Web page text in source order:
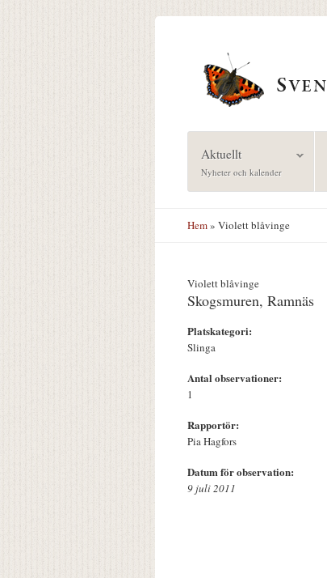
Aktuellt
Nyheter och kalender
Hem» Violett blåvinge
Violett blåvinge
Skogsmuren, Ramnäs
Platskategori:
Slinga
Antal observationer:
1
Rapportör:
Pia Hagfors
Datum för observation:
9 juli 2011